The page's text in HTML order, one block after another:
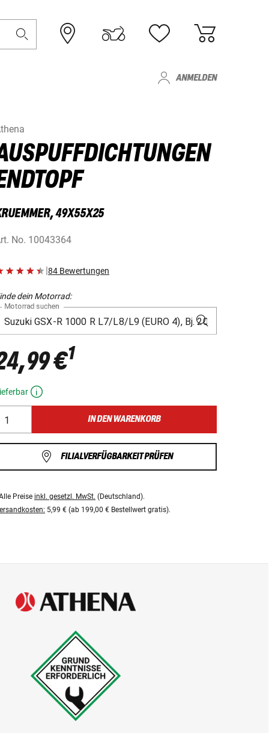
ANMELDEN
49X55X25
No. 10043364
|84 Bewertungen
dein Motorrad:
Motorrad suchen
€1
IN DEN WARENKORB
FILIALVERFÜGBARKEIT PRÜFEN
Preise inkl. gesetzl. MwSt. (Deutschland).
5,99 € (ab 199,00 € Bestellwert gratis).